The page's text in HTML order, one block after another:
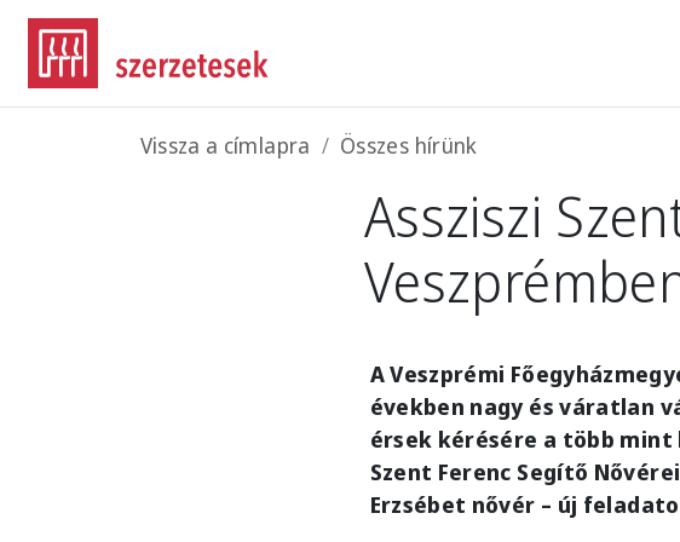
Ugrás a tartalomra
Morzsa
Vissza a címlapra Összes hírünk
Assziszi
A Veszprémi
években nagy és váratlan
érsek kérésére a több mint
Szent Ferenc Segítő
Erzsébet nővér – új